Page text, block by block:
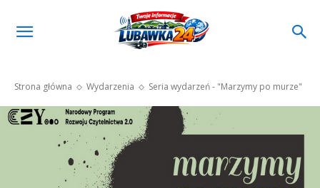
Strona główna Wydarzenia Seria wydarzeń - "Marzymy po murze"